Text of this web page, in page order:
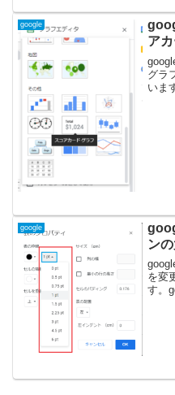
ウン
し、
ょう。
google
ア
グラ
いま
google
ン
を変
す。